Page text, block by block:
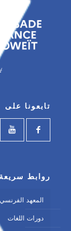
تابعونا على
روابط سريعة
المعهد
دورات اللغات